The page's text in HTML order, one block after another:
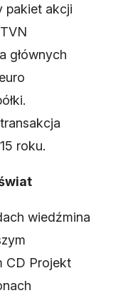
pakiet akcji
głównych
roku.
wiedźmina
CD Projekt